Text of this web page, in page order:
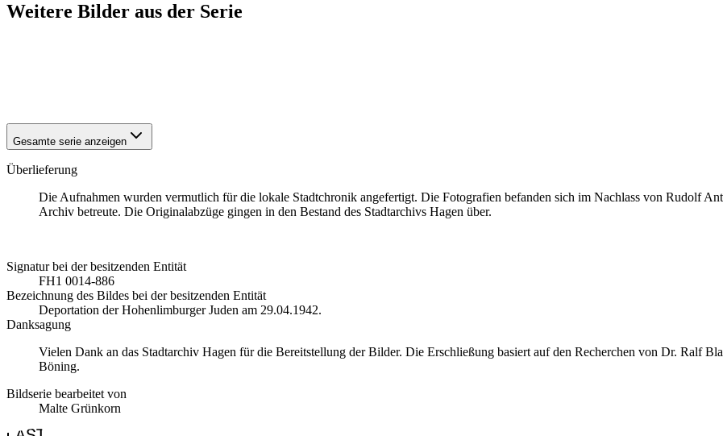
Weitere Bilder aus der Serie
Gesamte serie anzeigen
Überlieferung
Die Aufnahmen wurden vermutlich für die lokale Stadtchronik angefertigt. Die Fotografien befanden sich im Nachlass von Rudolf
Archiv betreute. Die Originalabzüge gingen in den Bestand des Stadtarchivs Hagen über.
Signatur bei der besitzenden Entität
FH1 0014-886
Bezeichnung des Bildes bei der besitzenden Entität
Deportation der Hohenlimburger Juden am 29.04.1942.
Danksagung
Vielen Dank an das Stadtarchiv Hagen für die Bereitstellung der Bilder. Die Erschließung basiert auf den Recherchen von Dr. Ralf
Böning.
Bildserie bearbeitet von
Malte Grünkorn